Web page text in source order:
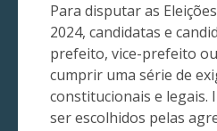
Para disputar as
2024, candidatas e
prefeito, vice-prefeito
cumprir uma série de
constitucionais e legais.
ser escolhidos pelas